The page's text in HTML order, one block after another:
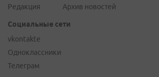
Редакция
Архив новостей
Социальные сети
vkontakte
Одноклассники
Телеграм